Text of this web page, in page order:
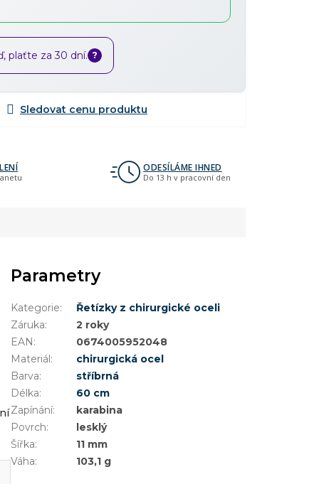
plaťte za 30 dní. ?
ODESÍLÁME IHNED
Do 13 h v pracovní den
Parametry
Kategorie:
Řetízky z chirurgické oceli
Záruka:
2 roky
EAN:
0674005952048
Materiál:
chirurgická ocel
Barva:
stříbrná
Délka:
60 cm
Zapínání:
karabina
Povrch:
lesklý
Šířka:
11 mm
Váha: 103,1 g